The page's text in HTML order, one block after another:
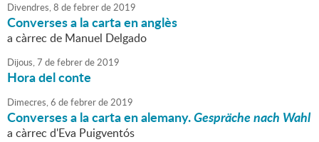
Divendres,8 defebrerde2019
Converses a la carta en anglès
a càrrec de Manuel Delgado
Dijous,7 defebrerde2019
Hora del conte
Dimecres,6 defebrerde2019
Converses a la carta en alemany.Gespräche nach Wahl
a càrrec d'Eva Puigventós